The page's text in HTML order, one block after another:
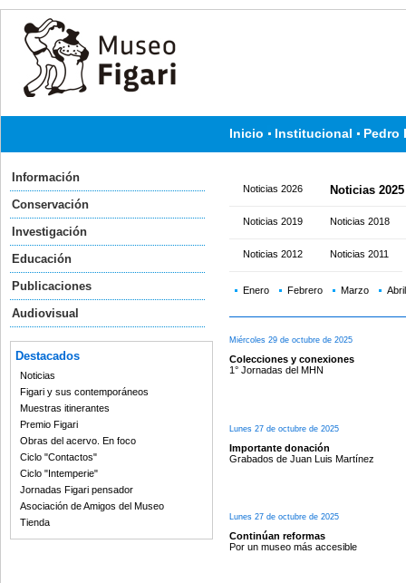
Inicio Institucional Pedro
Información
Conservación
Investigación
Educación
Publicaciones
Audiovisual
Destacados
Noticias
Figari y sus contemporáneos
Muestras itinerantes
Premio Figari
Obras del acervo. En foco
Ciclo "Contactos"
Ciclo "Intemperie"
Jornadas Figari pensador
Asociación de Amigos del Museo
Tienda
Noticias 2026 Noticias 2025
Noticias 2019 Noticias 2018
Noticias 2012 Noticias 2011
Enero Febrero Marzo Abril
Miércoles 29 de octubre de 2025
Colecciones y conexiones
1° Jornadas del MHN
Lunes 27 de octubre de 2025
Importante donación
Grabados de Juan Luis Martínez
Lunes 27 de octubre de 2025
Continúan reformas
Por un museo más accesible